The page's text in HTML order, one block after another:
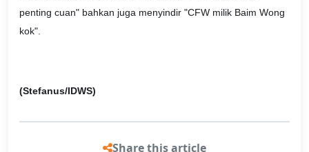
penting cuan" bahkan juga menyindir "CFW milik Baim Wong
kok".
(Stefanus/IDWS)
Share this article